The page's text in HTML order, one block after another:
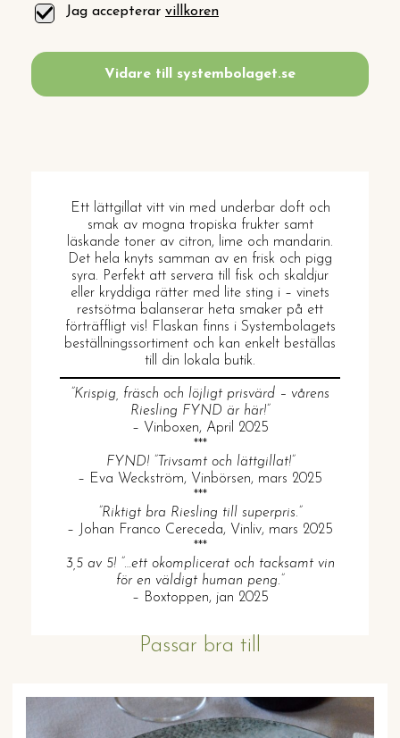
Jag accepterar villkoren
Vidare till systembolaget.se
Ett lättgillat vitt vin med underbar doft och
smak av mogna tropiska frukter samt
läskande toner av citron, lime och mandarin.
Det hela knyts samman av en frisk och pigg
syra. Perfekt att servera till fisk och skaldjur
eller kryddiga rätter med lite sting i – vinets
restsötma balanserar heta smaker på ett
förträffligt vis! Flaskan finns i Systembolagets
beställningssortiment och kan enkelt beställas
till din lokala butik.
”Krispig, fräsch och löjligt prisvärd – vårens
Riesling FYND är här!”
– Vinboxen, April 2025
***
FYND! ”Trivsamt och lättgillat!”
– Eva Weckström, Vinbörsen, mars 2025
***
”Riktigt bra Riesling till superpris.”
– Johan Franco Cereceda, Vinliv, mars 2025
***
3,5 av 5! ”…ett okomplicerat och tacksamt vin
för en väldigt human peng.”
– Boxtoppen, jan 2025
Passar bra till